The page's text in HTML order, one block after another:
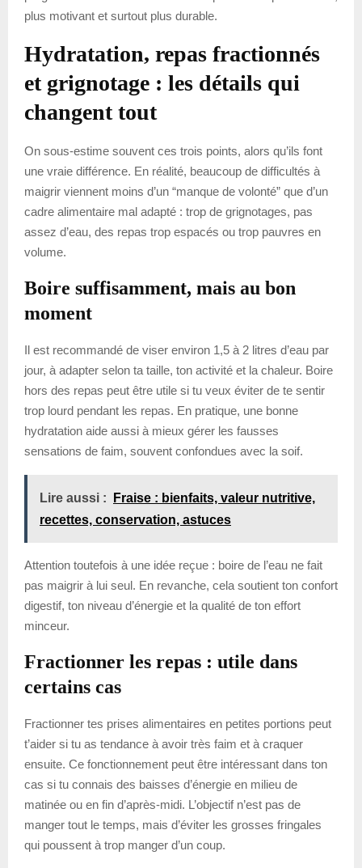
plus motivant et surtout plus durable.
Hydratation, repas fractionnés
et grignotage : les détails qui
changent tout
On sous-estime souvent ces trois points, alors qu’ils font
une vraie différence. En réalité, beaucoup de difficultés à
maigrir viennent moins d’un “manque de volonté” que d’un
cadre alimentaire mal adapté : trop de grignotages, pas
assez d’eau, des repas trop espacés ou trop pauvres en
volume.
Boire suffisamment, mais au bon
moment
Il est recommandé de viser environ 1,5 à 2 litres d’eau par
jour, à adapter selon ta taille, ton activité et la chaleur. Boire
hors des repas peut être utile si tu veux éviter de te sentir
trop lourd pendant les repas. En pratique, une bonne
hydratation aide aussi à mieux gérer les fausses
sensations de faim, souvent confondues avec la soif.
Lire aussi :
Fraise : bienfaits, valeur nutritive,
recettes, conservation, astuces
Attention toutefois à une idée reçue : boire de l’eau ne fait
pas maigrir à lui seul. En revanche, cela soutient ton confort
digestif, ton niveau d’énergie et la qualité de ton effort
minceur.
Fractionner les repas : utile dans
certains cas
Fractionner tes prises alimentaires en petites portions peut
t’aider si tu as tendance à avoir très faim et à craquer
ensuite. Ce fonctionnement peut être intéressant dans ton
cas si tu connais des baisses d’énergie en milieu de
matinée ou en fin d’après-midi. L’objectif n’est pas de
manger tout le temps, mais d’éviter les grosses fringales
qui poussent à trop manger d’un coup.